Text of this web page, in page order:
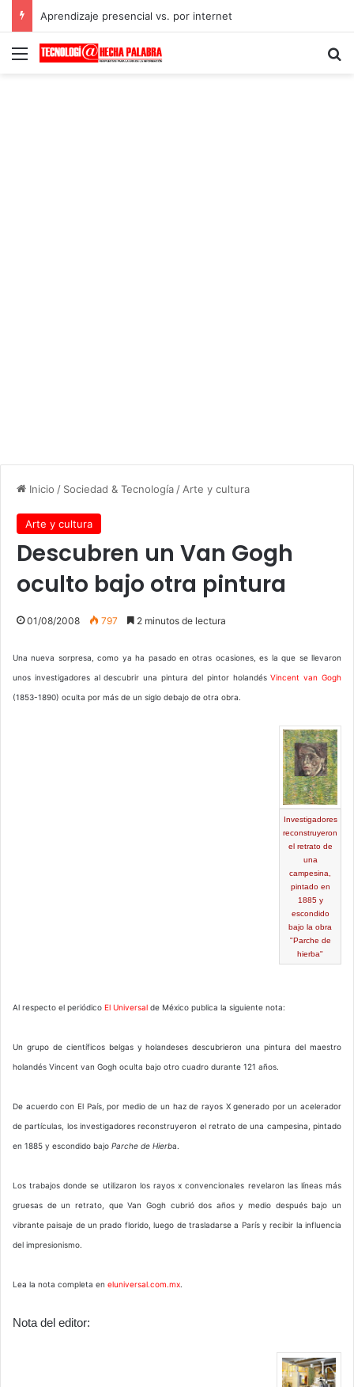
Aprendizaje presencial vs. por internet
Menú
Inicio / Sociedad & Tecnología / Arte y cultura
Arte y cultura
Descubren un Van Gogh
oculto bajo otra pintura
01/08/2008 797 2 minutos de lectura
Una nueva sorpresa, como ya ha pasado en otras ocasiones, es la que se llevaron
unos investigadores al descubrir una pintura del pintor holandésVincent van Gogh
(1853-1890) oculta por más de un siglo debajo de otra obra.
Investigadores
reconstruyeron
el retrato de
una
campesina,
pintado en
1885 y
escondido
bajo la obra
"Parche de
hierba"
Al respecto el periódico El Universal de México publica la siguiente nota:
Un grupo de científicos belgas y holandeses descubrieron una pintura del maestro
holandés Vincent van Gogh oculta bajo otro cuadro durante 121 años.
De acuerdo con El País, por medio de un haz de rayos X generado por un acelerador
de partículas, los investigadores reconstruyeron el retrato de una campesina, pintado
en 1885 y escondido bajo Parche de Hierba.
Los trabajos donde se utilizaron los rayos x convencionales revelaron las líneas más
gruesas de un retrato, que Van Gogh cubrió dos años y medio después bajo un
vibrante paisaje de un prado florido, luego de trasladarse a París y recibir la influencia
del impresionismo.
Lea la nota completa en eluniversal.com.mx
Nota del editor: